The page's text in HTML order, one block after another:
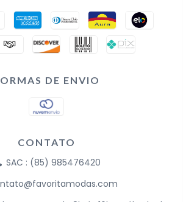
DE ENVIO
CONTATO
SAC : (85) 985476420